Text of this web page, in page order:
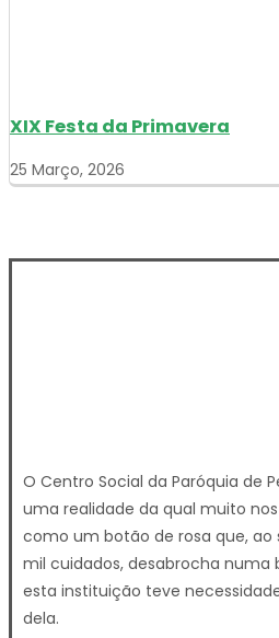
XIX Festa da Primavera
25 Março, 2026
O Centro Social da Paróquia de
uma realidade da qual muito
como um botão de rosa que,
mil cuidados, desabrocha numa
esta instituição teve
dela.